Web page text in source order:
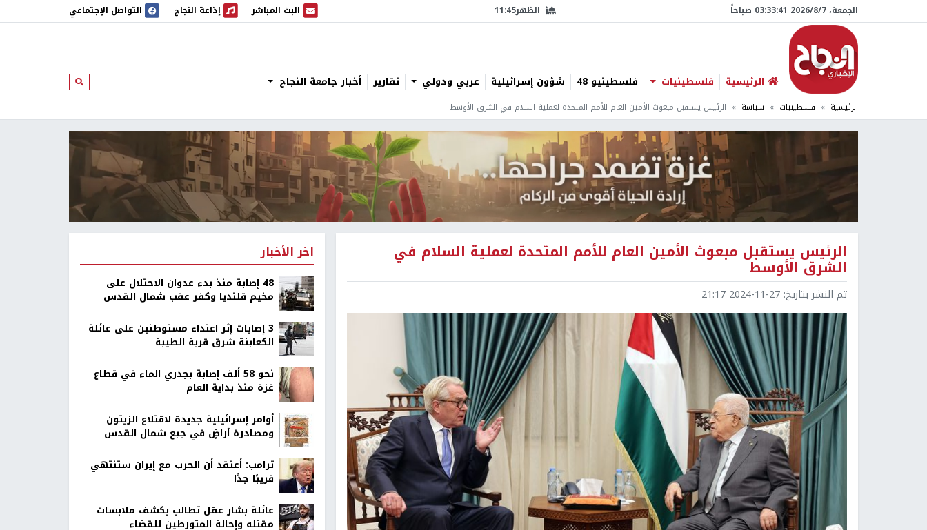
الجمعة، 7/‏8/‏2026 03:33:42 صباحاً الظهر11:45 البث المباشر
البث المباشر إذاعة النجاح
إذاعة النجاح التواصل الإجتماعي
الرئيسية فلسطينيات فلسطينيو 48 شؤون إسرائيلية عربي ودولي تقارير أخبار جامعة النجاح ابحث
الرئيسية فلسطينيات سياسة الرئيس يستقبل مبعوث الأمين العام للأمم المتحدة لعملية السلام في الشرق الأوسط
الرئيس يستقبل مبعوث الأمين العام للأمم المتحدة لعملية السلام في
الشرق الأوسط
تم النشر بتاريخ: 2024-11-27 21:17
اخر الأخبار
48 إصابة منذ بدء عدوان الاحتلال على
مخيم قلنديا وكفر عقب شمال القدس
‏3 إصابات إثر اعتداء مستوطنين على عائلة
الكعابنة شرق قرية الطيبة
نحو 58 ألف إصابة بجدري الماء في قطاع
غزة منذ بداية العام
أوامر إسرائيلية جديدة لاقتلاع الزيتون
ومصادرة أراضٍ في جبع شمال القدس
ترامب: أعتقد أن الحرب مع إيران ستنتهي
قريبًا جدًا
عائلة بشار عقل تطالب بكشف ملابسات
مقتله وإحالة المتورطين للقضاء